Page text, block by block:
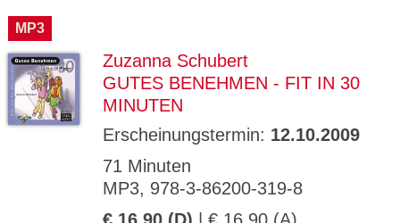
MP3
Zuzanna Schubert
GUTES BENEHMEN - FIT IN 30
MINUTEN
Erscheinungstermin: 12.10.2009
71 Minuten
MP3, 978-3-86200-319-8